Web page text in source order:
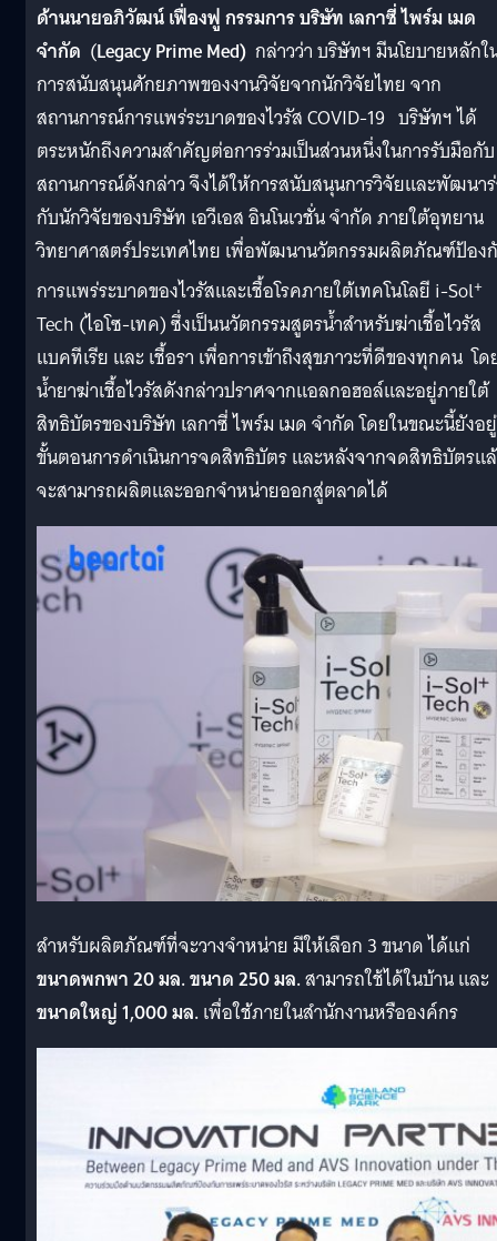
ด้านนายอภิวัฒน์ เฟื่องฟู กรรมการ บริษัท เลกาซี่ ไพร์ม เมด
จำกัด (Legacy Prime Med) กล่าวว่า บริษัทฯ มีนโยบายหลักใ
การสนับสนุนศักยภาพของงานวิจัยจากนักวิจัยไทย จาก
สถานการณ์การแพร่ระบาดของไวรัส COVID-19 บริษัทฯ ได้
ตระหนักถึงความสำคัญต่อการร่วมเป็นส่วนหนึ่งในการรับมือกับ
สถานการณ์ดังกล่าว จึงได้ให้การสนับสนุนการวิจัยและพัฒนา
กับนักวิจัยของบริษัท เอวีเอส อินโนเวชั่น จำกัด ภายใต้อุทยาน
วิทยาศาสตร์ประเทศไทย เพื่อพัฒนานวัตกรรมผลิตภัณฑ์ป้อง
การแพร่ระบาดของไวรัสและเชื้อโรคภายใต้เทคโนโลยี i-Sol+
Tech (ไอโซ-เทค) ซึ่งเป็นนวัตกรรมสูตรน้ำสำหรับฆ่าเชื้อไวรัส
แบคทีเรีย และ เชื้อรา เพื่อการเข้าถึงสุขภาวะที่ดีของทุกคน โด
น้ำยาฆ่าเชื้อไวรัสดังกล่าวปราศจากแอลกอฮอล์และอยู่ภายใต้
สิทธิบัตรของบริษัท เลกาซี่ ไพร์ม เมด จำกัด โดยในขณะนี้ยังอ
ขั้นตอนการดำเนินการจดสิทธิบัตร และหลังจากจดสิทธิบัตรแ
จะสามารถผลิตและออกจำหน่ายออกสู่ตลาดได้
สำหรับผลิตภัณฑ์ที่จะวางจำหน่าย มีให้เลือก 3 ขนาด ได้แก่
ขนาดพกพา 20 มล. ขนาด 250 มล.สามารถใช้ได้ในบ้าน และ
ขนาดใหญ่ 1,000 มล.เพื่อใช้ภายในสำนักงานหรือองค์กร